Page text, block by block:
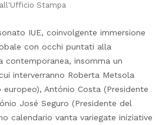
Stampa
IUE, coinvolgente immersione
con occhi puntati alla
contemporanea, insomma un
interverranno Roberta Metsola
europeo), António Costa (Presidente
José Seguro (Presidente del
calendario vanta variegate iniziative